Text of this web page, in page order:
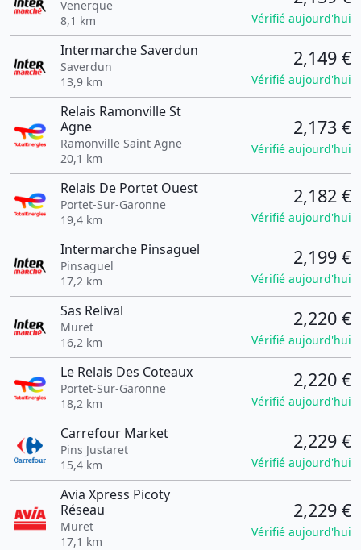
Venerque
8,1 km
Vérifié aujourd'hui
Intermarche Saverdun
Saverdun
13,9 km
2,149 €
Vérifié aujourd'hui
Relais Ramonville St
Agne
Ramonville Saint Agne
20,1 km
2,173 €
Vérifié aujourd'hui
Relais De Portet Ouest
Portet-Sur-Garonne
19,4 km
2,182 €
Vérifié aujourd'hui
Intermarche Pinsaguel
Pinsaguel
17,2 km
2,199 €
Vérifié aujourd'hui
Sas Relival
Muret
16,2 km
2,220 €
Vérifié aujourd'hui
Le Relais Des Coteaux
Portet-Sur-Garonne
18,2 km
2,220 €
Vérifié aujourd'hui
Carrefour Market
Pins Justaret
15,4 km
2,229 €
Vérifié aujourd'hui
Avia Xpress Picoty
Réseau
Muret
17,1 km
2,229 €
Vérifié aujourd'hui